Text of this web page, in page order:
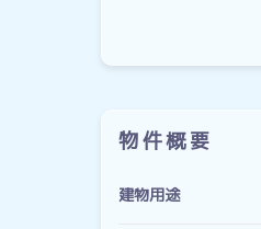
物件概要
建物用途